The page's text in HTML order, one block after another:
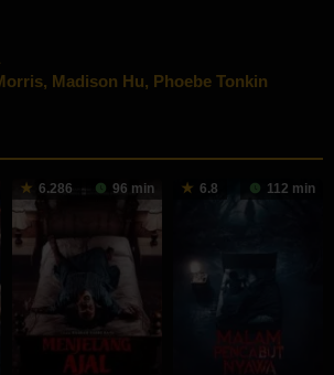
, Madison Hu, Phoebe Tonkin
6.286 96 min 6.8 112 min